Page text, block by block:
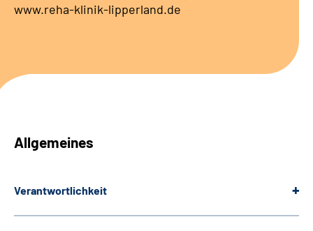
Service
Gebärdensprache
www.reha-klinik-lipperland.de
Allgemeines
Verantwortlichkeit